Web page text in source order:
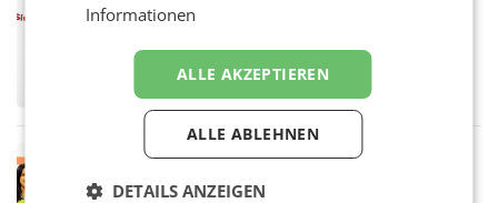
ProSiebenSat.1 spart und macht
UNTERFÖHRING/MAILAND/AMSTERDAM. Der
Fernsehkonzern ProSiebenSat.1 hat im
Frühjahr dank Kostensenkungen operativ
wieder Gewinn gemacht und die
Markterwartung deutlich übertroffen.
Eine Bühne für Zirkularität: ARA und
Informationen
ALLE AKZEPTIEREN
ALLE ABLEHNEN
DETAILS ANZEIGEN